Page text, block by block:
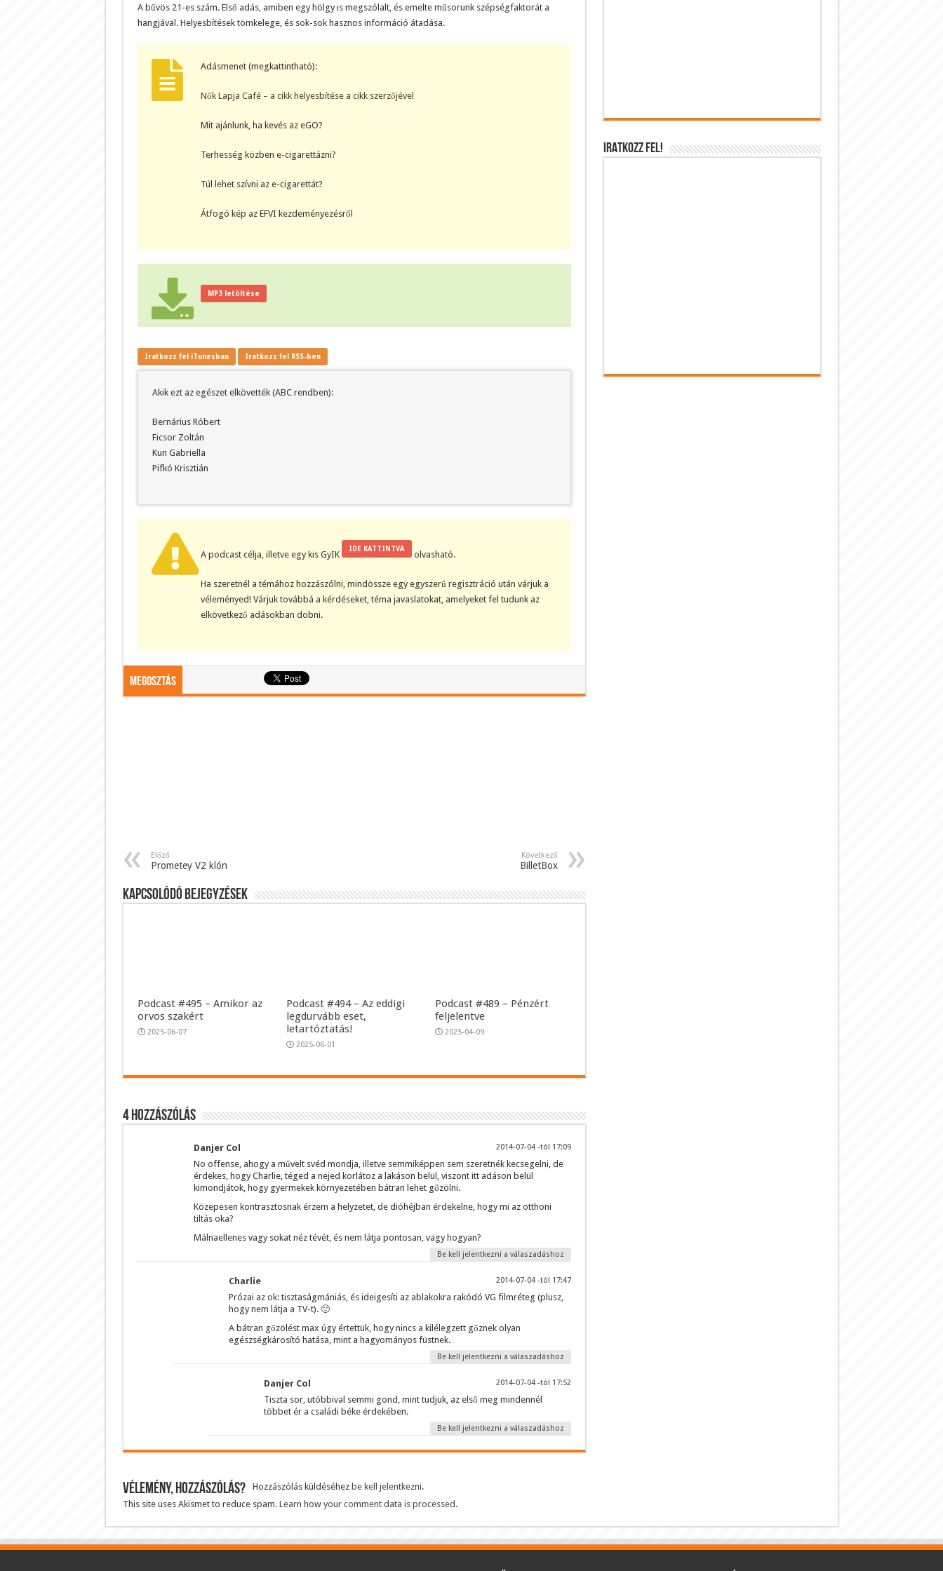
A bűvös 21-es szám. Első adás, amiben egy hölgy is megszólalt, és emelte műsorunk szépségfaktorát a
hangjával. Helyesbítések tömkelege, és sok-sok hasznos információ átadása.
Adásmenet (megkattintható):
Nők Lapja Café – a cikk helyesbítése a cikk szerzőjével
Mit ajánlunk, ha kevés az eGO?
Terhesség közben e-cigarettázni?
Túl lehet szívni az e-cigarettát?
Átfogó kép az EFVI kezdeményezésről
MP3 letöltése
Iratkozz fel iTunesban Iratkozz fel RSS-ben
Akik ezt az egészet elkövették (ABC rendben):
Bernárius Róbert
Ficsor Zoltán
Kun Gabriella
Pifkó Krisztián
A podcast célja, illetve egy kis GyIK
IDE KATTINTVA
olvasható.
Ha szeretnél a témához hozzászólni, mindössze egy egyszerű regisztráció után várjuk a
véleményed! Várjuk továbbá a kérdéseket, téma javaslatokat, amelyeket fel tudunk az
elkövetkező adásokban dobni.
Megosztás
Előző
Prometey V2 klón
Következő
BilletBox
Kapcsolódó bejegyzések
Podcast #495 – Amikor az
orvos szakért
2025-06-07
Podcast #494 – Az eddigi
legdurvább eset,
letartóztatás!
2025-06-01
Podcast #489 – Pénzért
feljelentve
2025-04-09
4 hozzászólás
Danjer Col 2014-07-04 -tól 17:09
No offense, ahogy a művelt svéd mondja, illetve semmiképpen sem szeretnék kecsegelni, de
érdekes, hogy Charlie, téged a nejed korlátoz a lakáson belül, viszont itt adáson belül
kimondjátok, hogy gyermekek környezetében bátran lehet gőzölni.
Közepesen kontrasztosnak érzem a helyzetet, de dióhéjban érdekelne, hogy mi az otthoni
tiltás oka?
Málnaellenes vagy sokat néz tévét, és nem látja pontosan, vagy hogyan?
Be kell jelentkezni a válaszadáshoz
Charlie 2014-07-04 -tól 17:47
Prózai az ok: tisztaságmániás, és ideigesíti az ablakokra rakódó VG filmréteg (plusz,
hogy nem látja a TV-t). 🙂
A bátran gőzölést max úgy értettük, hogy nincs a kilélegzett gőznek olyan
egészségkárosító hatása, mint a hagyományos füstnek.
Be kell jelentkezni a válaszadáshoz
Danjer Col 2014-07-04 -tól 17:52
Tiszta sor, utóbbival semmi gond, mint tudjuk, az első meg mindennél
többet ér a családi béke érdekében.
Be kell jelentkezni a válaszadáshoz
Vélemény, hozzászólás? Hozzászólás küldéséhez be kell jelentkezni.
This site uses Akismet to reduce spam. Learn how your comment data is processed.
IRATKOZZ FEL!